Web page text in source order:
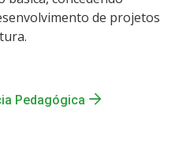
de projetos
Pedagógica